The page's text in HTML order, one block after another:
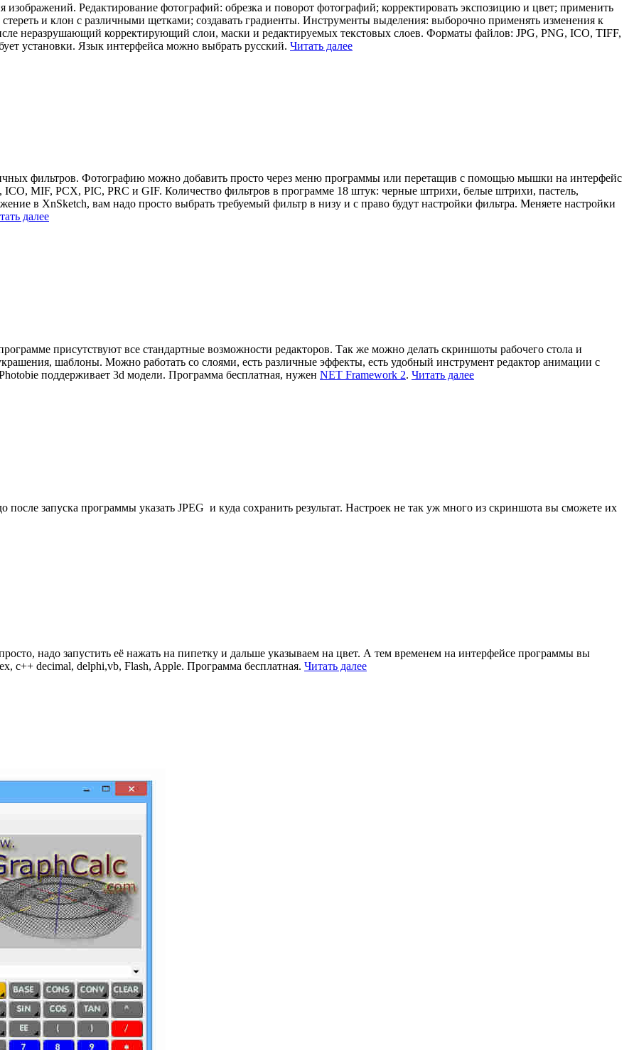
изображений. Редактирование фотографий: обрезка и поворот фотографий; корректировать экспозицию и цвет; применить
и клон с различными щетками; создавать градиенты. Инструменты выделения: выборочно применять изменения к
неразрушающий корректирующий слои, маски и редактируемых текстовых слоев. Форматы файлов: JPG, PNG, ICO, TIFF,
установки. Язык интерфейса можно выбрать русский. Читать далее
фильтров. Фотографию можно добавить просто через меню программы или перетащив с помощью мышки на интерфейс
MIF, PCX, PIC, PRC и GIF. Количество фильтров в программе 18 штук: черные штрихи, белые штрихи, пастель,
в XnSketch, вам надо просто выбрать требуемый фильтр в низу и с право будут настройки фильтра. Меняете настройки
далее
присутствуют все стандартные возможности редакторов. Так же можно делать скриншоты рабочего стола и
шаблоны. Можно работать со слоями, есть различные эффекты, есть удобный инструмент редактор анимации с
поддерживает 3d модели. Программа бесплатная, нужен NET Framework 2. Читать далее
запуска программы указать JPEG и куда сохранить результат. Настроек не так уж много из скриншота вы сможете их
надо запустить её нажать на пипетку и дальше указываем на цвет. А тем временем на интерфейсе программы вы
c++ decimal, delphi,vb, Flash, Apple. Программа бесплатная. Читать далее